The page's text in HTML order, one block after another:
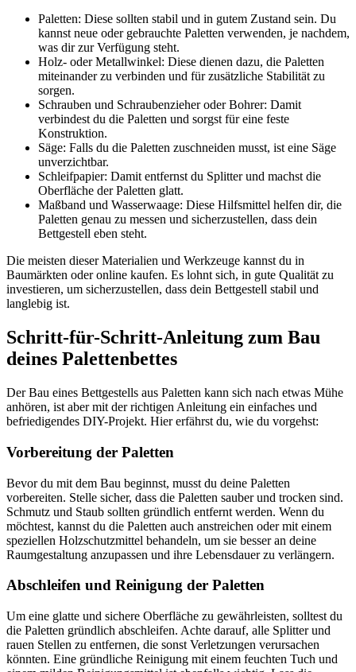
Paletten: Diese sollten stabil und in gutem Zustand sein. Du
kannst neue oder gebrauchte Paletten verwenden, je nachdem,
was dir zur Verfügung steht.
Holz- oder Metallwinkel: Diese dienen dazu, die Paletten
miteinander zu verbinden und für zusätzliche Stabilität zu
sorgen.
Schrauben und Schraubenzieher oder Bohrer: Damit
verbindest du die Paletten und sorgst für eine feste
Konstruktion.
Säge: Falls du die Paletten zuschneiden musst, ist eine Säge
unverzichtbar.
Schleifpapier: Damit entfernst du Splitter und machst die
Oberfläche der Paletten glatt.
Maßband und Wasserwaage: Diese Hilfsmittel helfen dir, die
Paletten genau zu messen und sicherzustellen, dass dein
Bettgestell eben steht.
Die meisten dieser Materialien und Werkzeuge kannst du in
Baumärkten oder online kaufen. Es lohnt sich, in gute Qualität zu
investieren, um sicherzustellen, dass dein Bettgestell stabil und
langlebig ist.
Schritt-für-Schritt-Anleitung zum Bau
deines Palettenbettes
Der Bau eines Bettgestells aus Paletten kann sich nach etwas Mühe
anhören, ist aber mit der richtigen Anleitung ein einfaches und
befriedigendes DIY-Projekt. Hier erfährst du, wie du vorgehst:
Vorbereitung der Paletten
Bevor du mit dem Bau beginnst, musst du deine Paletten
vorbereiten. Stelle sicher, dass die Paletten sauber und trocken sind.
Schmutz und Staub sollten gründlich entfernt werden. Wenn du
möchtest, kannst du die Paletten auch anstreichen oder mit einem
speziellen Holzschutzmittel behandeln, um sie besser an deine
Raumgestaltung anzupassen und ihre Lebensdauer zu verlängern.
Abschleifen und Reinigung der Paletten
Um eine glatte und sichere Oberfläche zu gewährleisten, solltest du
die Paletten gründlich abschleifen. Achte darauf, alle Splitter und
rauen Stellen zu entfernen, die sonst Verletzungen verursachen
könnten. Eine gründliche Reinigung mit einem feuchten Tuch und